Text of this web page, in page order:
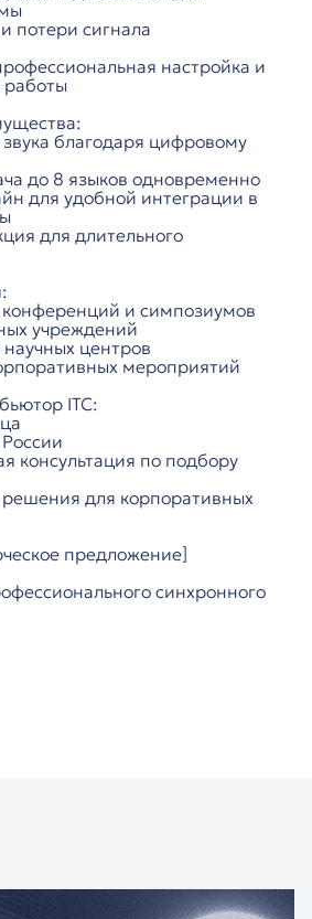
потери сигнала
настройка и
работы
звука благодаря цифровому
до 8 языков одновременно
для удобной интеграции в
для длительного
и симпозиумов
учреждений
центров
мероприятий
ITC:
консультация по подбору
для корпоративных
предложение]
синхронного